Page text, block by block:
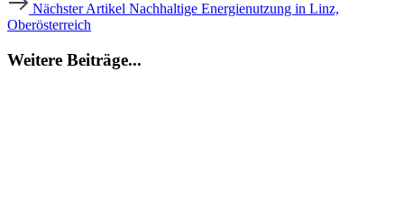
Artikel
Nächster Artikel Nachhaltige Energienutzung in Linz,
Oberösterreich
Weitere Beiträge...